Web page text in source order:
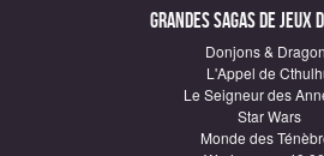
Grandes sagas de Jeux
Donjons &
L'Appel de
Le Seigneur des
Star Wars
Monde des